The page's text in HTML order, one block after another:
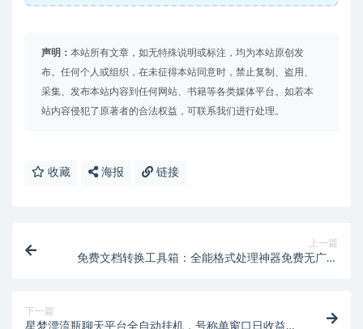
声明： 本站所有文章，如无特殊说明或标注，均为本站原创发
布。任何个人或组织，在未征得本站同意时，禁止复制、盗用、
采集、发布本站内容到任何网站、书籍等各类媒体平台。如若本
站内容侵犯了原著者的合法权益，可联系我们进行处理。
收藏 海报 链接
上一篇
免费文档转换工具箱：全能格式处理神器免费无广告
下一篇